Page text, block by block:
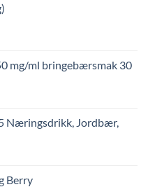
mg/ml bringebærsmak 30
Næringsdrikk, Jordbær,
Berry